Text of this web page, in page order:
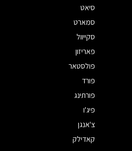
סיאט
סמארט
סקייוול
פאריזון
פולסטאר
פורד
פורתינג
פיג'ו
צ'אנגן
קאדילק